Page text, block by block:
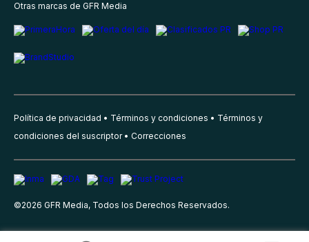
Otras marcas de GFR Media
Política de privacidad Términos y condiciones
Términos y
condiciones del suscriptor
Correcciones
©2026 GFR Media, Todos los Derechos Reservados.